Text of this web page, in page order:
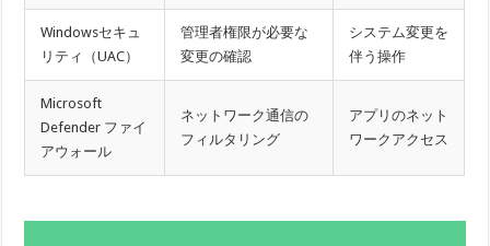
Windowsセキュ
リティ（UAC）
管理者権限が必要な
変更の確認
システム変更を
伴う操作
Microsoft
Defender ファイ
アウォール
ネットワーク通信の
フィルタリング
アプリのネット
ワークアクセス